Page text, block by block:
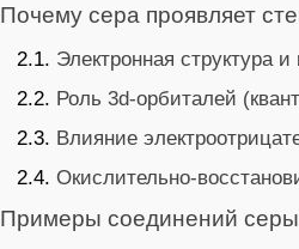
Почему сера проявляет
2.1. Электронная структура
2.2. Роль 3d‑орбиталей
2.3. Влияние
2.4.
Примеры соединений